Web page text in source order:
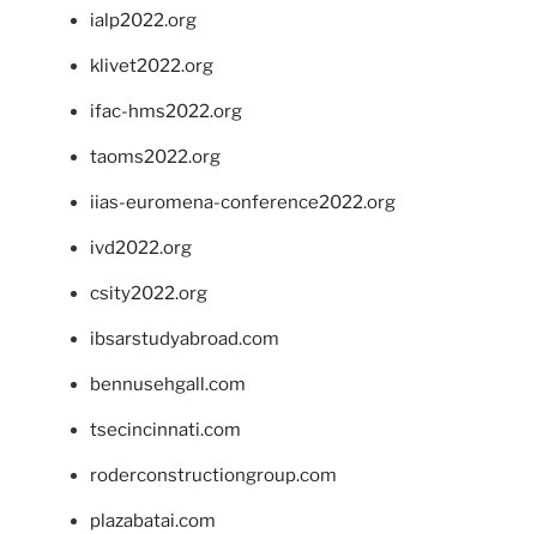
ialp2022.org
klivet2022.org
ifac-hms2022.org
taoms2022.org
iias-euromena-conference2022.org
ivd2022.org
csity2022.org
ibsarstudyabroad.com
bennusehgall.com
tsecincinnati.com
roderconstructiongroup.com
plazabatai.com